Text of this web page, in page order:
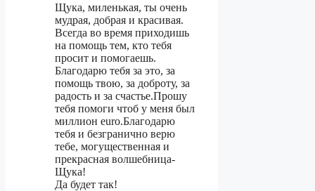
Щука, миленькая, ты очень
мудрая, добрая и красивая.
Всегда во время приходишь
на помощь тем, кто тебя
просит и помогаешь.
Благодарю тебя за это, за
помощь твою, за доброту, за
радость и за счастье.Прошу
тебя помоги чтоб у меня был
миллион euro.Благодарю
тебя и безгранично верю
тебе, могущественная и
прекрасная волшебница-
Щука!
Да будет так!